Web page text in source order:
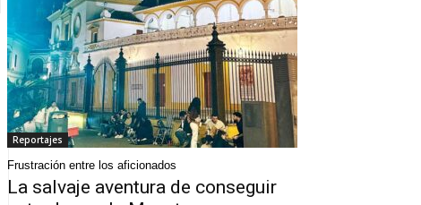
Reportajes
Frustración entre los aficionados
La salvaje aventura de conseguir